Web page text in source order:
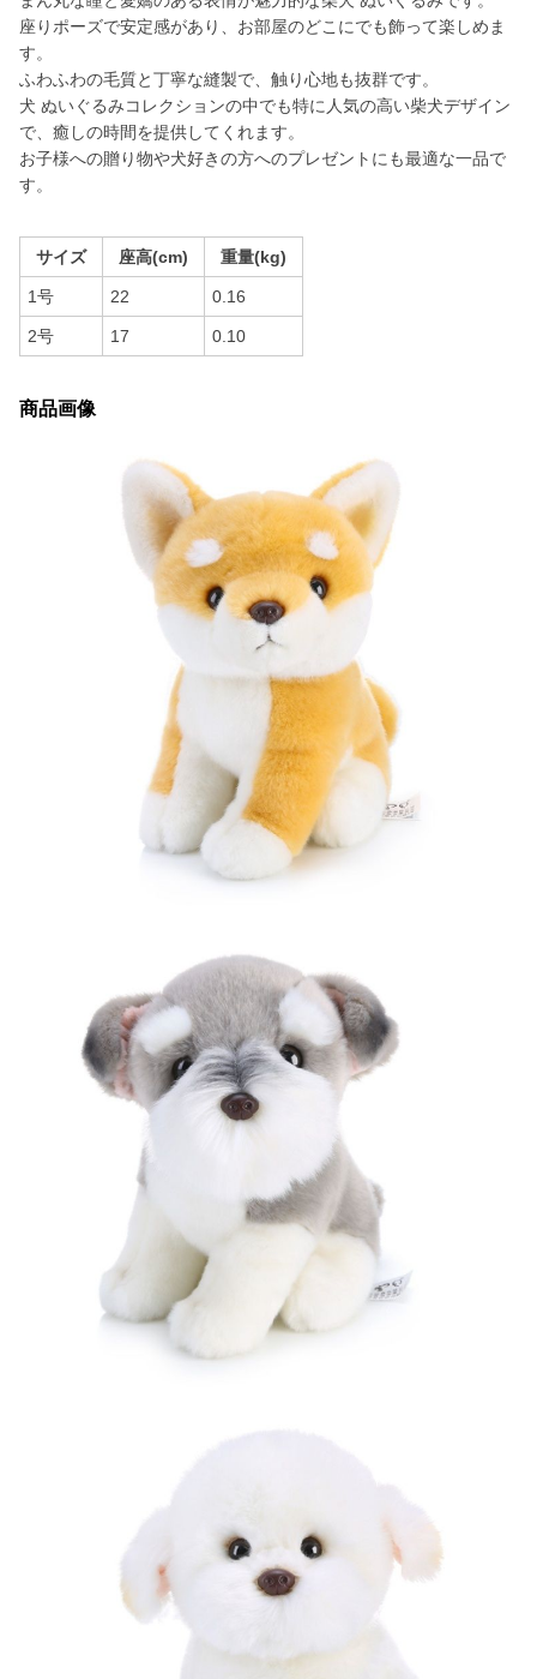
座りポーズで安定感があり、お部屋のどこにでも飾って楽しめま
す。
ふわふわの毛質と丁寧な縫製で、触り心地も抜群です。
犬 ぬいぐるみコレクションの中でも特に人気の高い柴犬デザイン
で、癒しの時間を提供してくれます。
お子様への贈り物や犬好きの方へのプレゼントにも最適な一品で
す。
サイズ 座高(cm) 重量(kg)
1号 22 0.16
2号 17 0.10
商品画像